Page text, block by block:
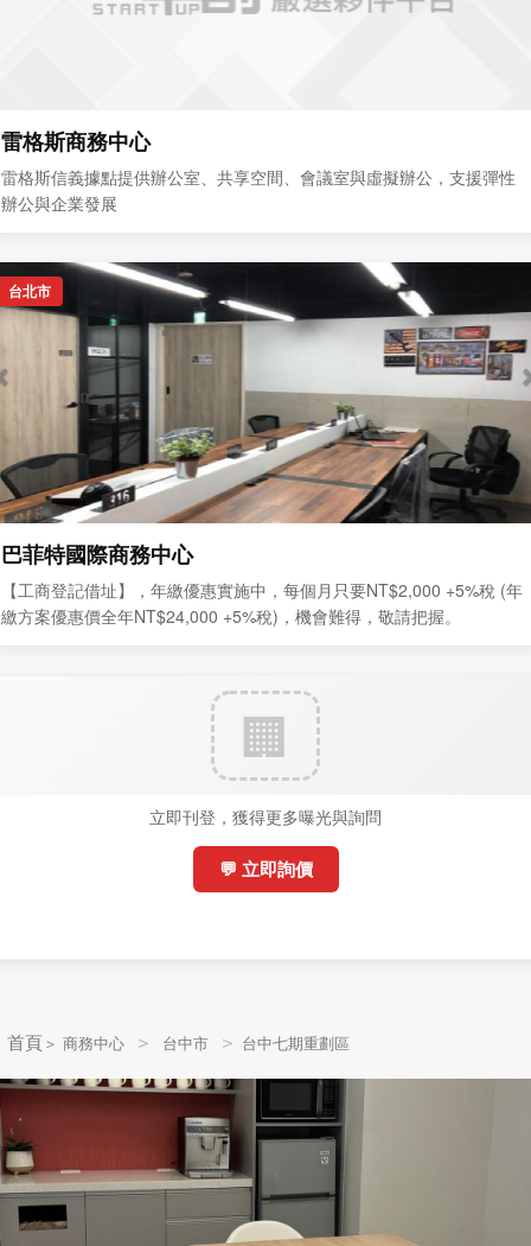
雷格斯商務中心
雷格斯信義據點提供辦公室、共享空間、會議室與虛擬辦公，支援彈性
辦公與企業發展
台北市
巴菲特國際商務中心
【工商登記借址】，年繳優惠實施中，每個月只要NT$2,000 +5%稅 (年
繳方案優惠價全年NT$24,000 +5%稅)，機會難得，敬請把握。
立即刊登，獲得更多曝光與詢問
💬 立即詢價
首頁＞ 商務中心 ＞ 台中市 ＞ 台中七期重劃區